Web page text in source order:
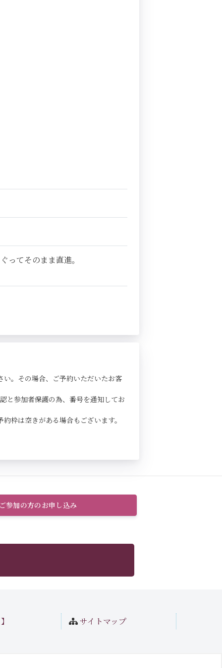
ってそのまま直進。
。その場合、ご予約いただいたお客
と参加者保護の為、番号を通知してお
枠は空きがある場合もございます。
参加の方のお申し込み
サイトマップ